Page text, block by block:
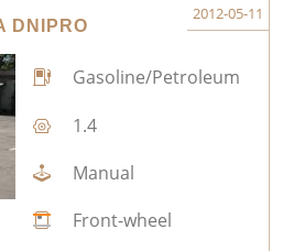
DNIPRO
2012-05-11
Gasoline/Petroleum
1.4
Manual
Front-wheel